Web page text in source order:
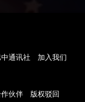
通讯社 加入我们
伙伴 版权驳回